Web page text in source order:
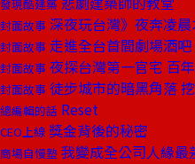
發現酷建築
封面故事 深夜玩台灣》夜奔凌
封面故事 走進全台首間劇場酒
封面故事 夜探台灣第一官宅 百
封面故事 徒步城市的暗黑角落
總編輯的話 Reset
CEO上線 獎金背後的秘密
商場自慢塾 我變成全公司人緣最